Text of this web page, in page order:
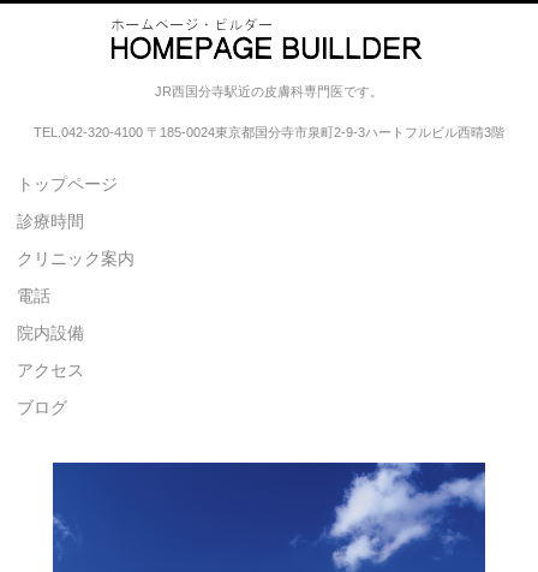
小松崎皮膚科クリニック
JR西国分寺駅近の皮膚科専門医です。
TEL. 042-320-4100 〒185-0024東京都国分寺市泉町2-9-3ハートフルビル西晴3階
トップページ
診療時間
クリニック案内
電話
院内設備
アクセス
ブログ